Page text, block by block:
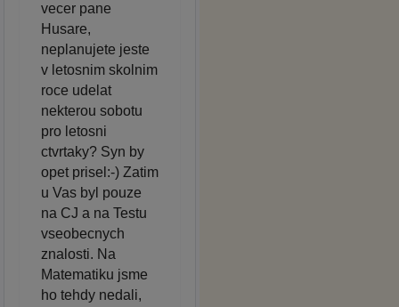
vecer pane
Husare,
neplanujete jeste
v letosnim skolnim
roce udelat
nekterou sobotu
pro letosni
ctvrtaky? Syn by
opet prisel:-) Zatim
u Vas byl pouze
na CJ a na Testu
vseobecnych
znalosti. Na
Matematiku jsme
ho tehdy nedali,